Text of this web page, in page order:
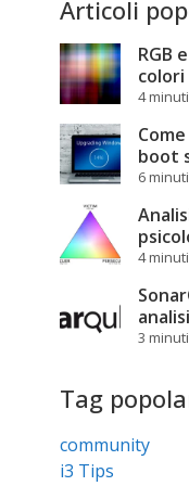
Articoli
RGB
colori
4
boot
6
4
3
Tag
community
i3 Tips